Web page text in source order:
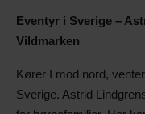
Eventyr i Sverige –
Vildmarken
Kører I mod nord,
Sverige. Astrid